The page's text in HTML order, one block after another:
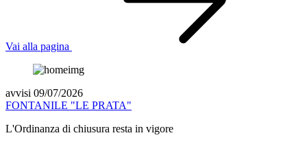
Vai alla pagina
avvisi 09/07/2026
FONTANILE "LE PRATA"
L'Ordinanza di chiusura resta in vigore